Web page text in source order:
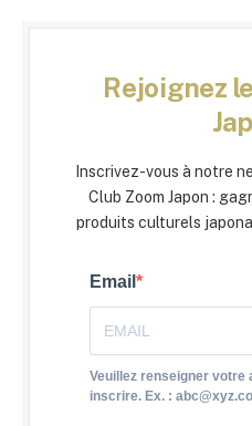
Rejoignez
Inscrivez-vous à notre
Club Zoom Japon :
produits culturels
Email
Veuillez renseigner votre
inscrire. Ex. :